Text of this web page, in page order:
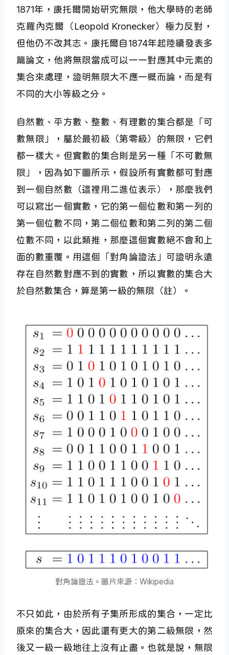
1871年，康托爾開始研究無限，他大學時的老師
克羅內克爾（Leopold Kronecker）極力反對，
但他仍不改其志。康托爾自1874年起陸續發表多
篇論文，他將無限當成可以一一對應其中元素的
集合來處理，證明無限大不應一概而論，而是有
不同的大小等級之分。
自然數、平方數、整數、有理數的集合都是「可
數無限」，屬於最初級（第零級）的無限，它們
都一樣大。但實數的集合則是另一種「不可數無
限」，因為如下圖所示，假設所有實數都可對應
到一個自然數（這裡用二進位表示），那麼我們
可以寫出一個實數，它的第一個位數和第一列的
第一個位數不同，第二個位數和第二列的第二個
位數不同，以此類推，那麼這個實數絕不會和上
面的數重覆。用這個「對角論證法」可證明永遠
存在自然數對應不到的實數，所以實數的集合大
於自然數集合，算是第一級的無限（註）。
對角論證法。圖片來源：Wikipedia
不只如此，由於所有子集所形成的集合，一定比
原來的集合大，因此還有更大的第二級無限，然
後又一級一級地往上沒有止盡。也就是說，無限